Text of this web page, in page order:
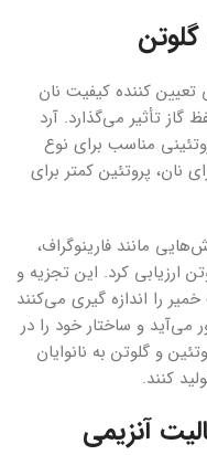
تعیین کننده کیفیت نان
تأثیر می‌گذارد. آرد
مناسب برای نوع
نان، پروتئین کمتر برای
مانند فارینوگراف،
ارزیابی کرد. این تجزیه و
را اندازه گیری می‌کنند
و ساختار خود را در
و گلوتن به نانوایان
کنند.
آنزیمی